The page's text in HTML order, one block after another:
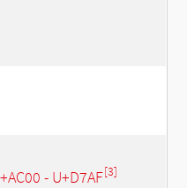
- U+D7AF[3]